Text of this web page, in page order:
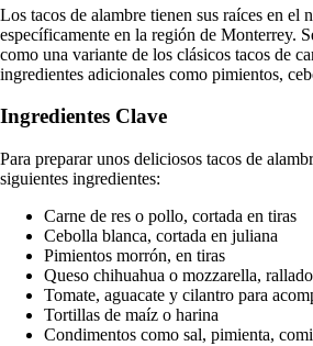
Los tacos de alambre tienen sus raíces en el
específicamente en la región de Monterrey.
como una variante de los clásicos tacos de
ingredientes adicionales como pimientos,
Ingredientes Clave
Para preparar unos deliciosos tacos de
siguientes ingredientes:
Carne de res o pollo, cortada en tiras
Cebolla blanca, cortada en juliana
Pimientos morrón, en tiras
Queso chihuahua o mozzarella, rallado
Tomate, aguacate y cilantro para
Tortillas de maíz o harina
Condimentos como sal, pimienta,